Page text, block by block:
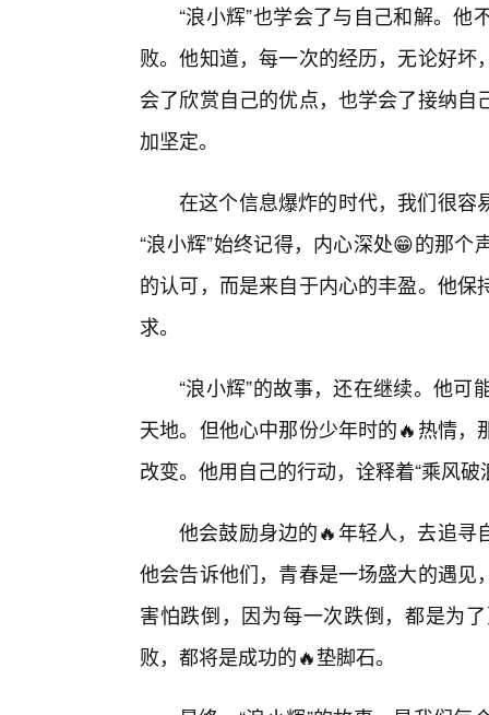
“浪小辉”也学会了与自己和解。
败。他知道，每一次的经历，无论好
会了欣赏自己的优点，也学会了接纳
加坚定。
在这个信息爆炸的时代，我们很容
“浪小辉”始终记得，内心深处😁的那
的认可，而是来自于内心的丰盈。他
求。
“浪小辉”的故事，还在继续。他
天地。但他心中那份少年时的🔥热情
改变。他用自己的行动，诠释着“乘风
他会鼓励身边的🔥年轻人，去追寻
他会告诉他们，青春是一场盛大的遇
害怕跌倒，因为每一次跌倒，都是为
败，都将是成功的🔥垫脚石。